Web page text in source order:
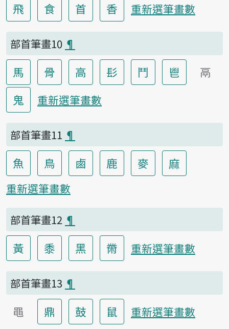
飛
食 首 香 重新選筆畫數
部首筆畫10 ¶
馬 骨 高 髟 鬥 鬯
鬲
鬼
重新選筆畫數
部首筆畫11 ¶
魚 鳥 鹵 鹿 麥 麻
重新選筆畫數
部首筆畫12 ¶
黃 黍 黑 黹 重新選筆畫數
部首筆畫13 ¶
黽 鼎 鼓 鼠 重新選筆畫數